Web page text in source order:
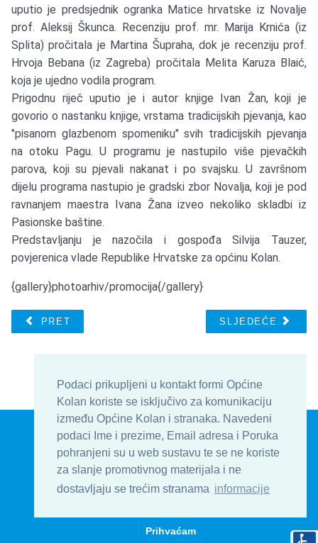
Podaci prikupljeni u kontakt formi Općine
Kolan koriste se isključivo za komunikaciju
između Općine Kolan i stranaka. Navedeni
podaci Ime i prezime, Email adresa i Poruka
pohranjeni su u web sustavu te se ne koriste
za slanje promotivnog materijala i ne
dostavljaju se trećim stranama informacije
Prihvaćam
uputio je predsjednik ogranka Matice hrvatske iz Novalje
prof. Aleksij Škunca. Recenziju prof. mr. Marija Krnića (iz
Splita) pročitala je Martina Šupraha, dok je recenziju prof.
Hrvoja Bebana (iz Zagreba) pročitala Melita Karuza Blaić,
koja je ujedno vodila program.
Prigodnu riječ uputio je i autor knjige Ivan Žan, koji je
govorio o nastanku knjige, vrstama tradicijskih pjevanja, kao
"pisanom glazbenom spomeniku" svih tradicijskih pjevanja
na otoku Pagu. U programu je nastupilo više pjevačkih
parova, koji su pjevali nakanat i po svajsku. U završnom
dijelu programa nastupio je gradski zbor Novalja, koji je pod
ravnanjem maestra Ivana Žana izveo nekoliko skladbi iz
Pasionske baštine.
Predstavljanju je nazočila i gospođa Silvija Tauzer,
povjerenica vlade Republike Hrvatske za općinu Kolan.
{gallery}photoarhiv/promocija{/gallery}
PRET SLJEDEĆE
© Općina Kolan , Općinska uprava 2016 - 2026
Develop & Host byTJstudio.info
| Uvjeti korištenja | Kontakt
| Formular
| Impressum
Na vrh